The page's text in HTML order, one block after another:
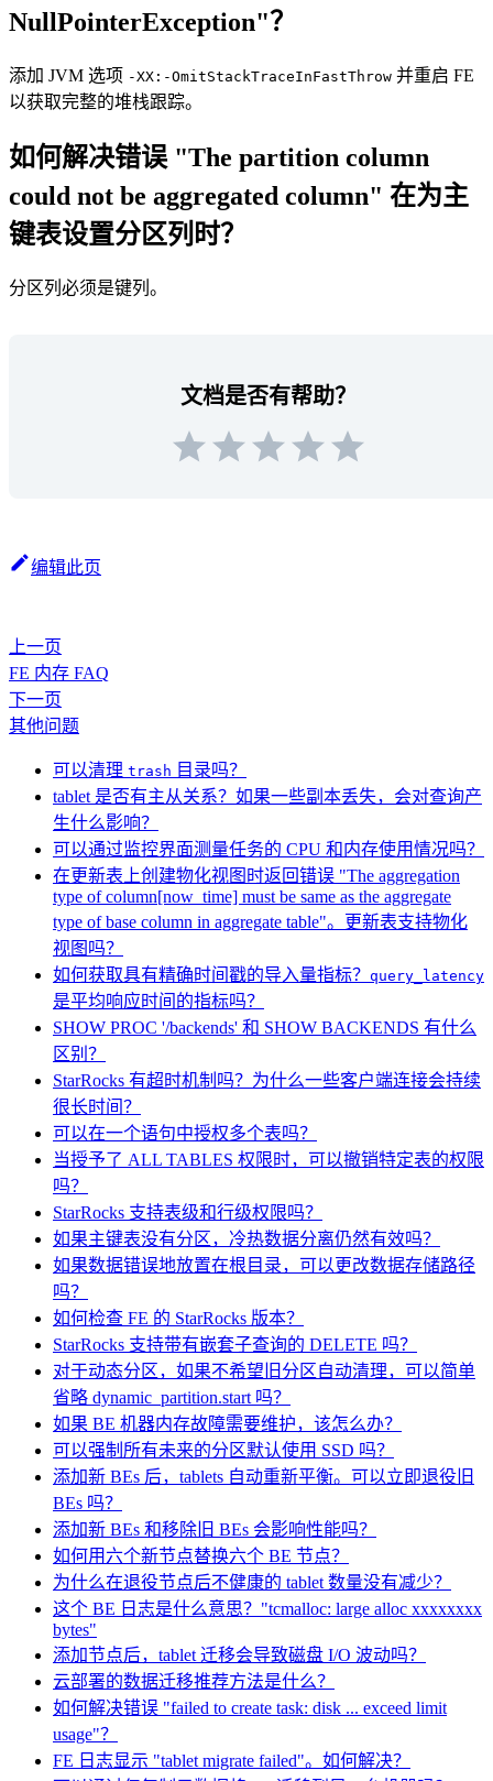
NullPointerException"？
添加 JVM 选项 -XX:-OmitStackTraceInFastThrow 并重启 FE
以获取完整的堆栈跟踪。
如何解决错误 "The partition column
could not be aggregated column" 在为主
键表设置分区列时？
分区列必须是键列。
文档是否有帮助？
编辑此页
上一页
FE 内存 FAQ
下一页
其他问题
可以清理 trash 目录吗？
tablet 是否有主从关系？如果一些副本丢失，会对查询产
生什么影响？
可以通过监控界面测量任务的 CPU 和内存使用情况吗？
在更新表上创建物化视图时返回错误 "The aggregation
type of column[now_time] must be same as the aggregate
type of base column in aggregate table"。更新表支持物化
视图吗？
如何获取具有精确时间戳的导入量指标？ query_latency
是平均响应时间的指标吗？
SHOW PROC '/backends' 和 SHOW BACKENDS 有什么
区别？
StarRocks 有超时机制吗？为什么一些客户端连接会持续
很长时间？
可以在一个语句中授权多个表吗？
当授予了 ALL TABLES 权限时，可以撤销特定表的权限
吗？
StarRocks 支持表级和行级权限吗？
如果主键表没有分区，冷热数据分离仍然有效吗？
如果数据错误地放置在根目录，可以更改数据存储路径
吗？
如何检查 FE 的 StarRocks 版本？
StarRocks 支持带有嵌套子查询的 DELETE 吗？
对于动态分区，如果不希望旧分区自动清理，可以简单
省略 dynamic_partition.start 吗？
如果 BE 机器内存故障需要维护，该怎么办？
可以强制所有未来的分区默认使用 SSD 吗？
添加新 BEs 后，tablets 自动重新平衡。可以立即退役旧
BEs 吗？
添加新 BEs 和移除旧 BEs 会影响性能吗？
如何用六个新节点替换六个 BE 节点？
为什么在退役节点后不健康的 tablet 数量没有减少？
这个 BE 日志是什么意思？"tcmalloc: large alloc xxxxxxxx
bytes"
添加节点后，tablet 迁移会导致磁盘 I/O 波动吗？
云部署的数据迁移推荐方法是什么？
如何解决错误 "failed to create task: disk ... exceed limit
usage"？
FE 日志显示 "tablet migrate failed"。如何解决？